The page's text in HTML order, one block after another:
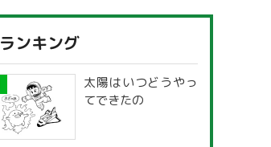
ランキング
太陽はいつどうやっ
てできたの